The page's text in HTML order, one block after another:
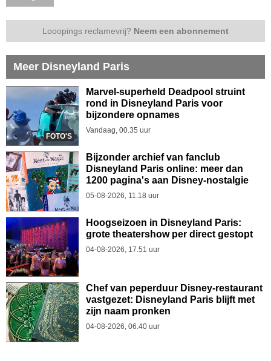
Looopings reclamevrij? Neem een abonnement
Meer Disneyland Paris
FOTO'S
Marvel-superheld Deadpool struint
rond in Disneyland Paris voor
bijzondere opnames
Vandaag, 00.35 uur
Bijzonder archief van fanclub
Disneyland Paris online: meer dan
1200 pagina's aan Disney-nostalgie
05-08-2026, 11.18 uur
Hoogseizoen in Disneyland Paris:
grote theatershow per direct gestopt
04-08-2026, 17.51 uur
Chef van peperduur Disney-restaurant
vastgezet: Disneyland Paris blijft met
zijn naam pronken
04-08-2026, 06.40 uur